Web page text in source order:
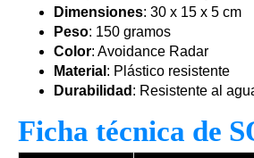
Dimensiones: 30 x 15 x 5 cm
Peso: 150 gramos
Color: Avoidance Radar
Material : Plástico resistente
Durabilidad : Resistente al
Ficha técnica de